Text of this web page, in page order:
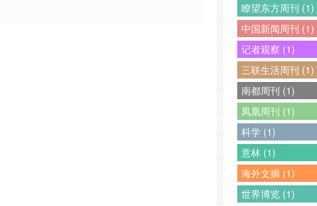
瞭望东方周刊 (1)
中国新闻周刊 (1)
记者观察 (1)
三联生活周刊 (1)
南都周刊 (1)
凤凰周刊 (1)
科学 (1)
意林 (1)
海外文摘 (1)
世界博览 (1)